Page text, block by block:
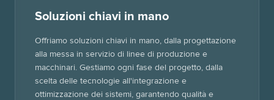
Soluzioni chiavi in mano
Offriamo soluzioni chiavi in mano, dalla progettazione
alla messa in servizio di linee di produzione e
macchinari. Gestiamo ogni fase del progetto, dalla
scelta delle tecnologie all'integrazione e
ottimizzazione dei sistemi, garantendo qualità e